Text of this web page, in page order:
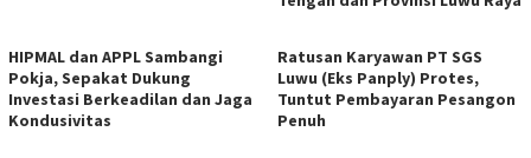
HIPMAL dan APPL Sambangi
Pokja, Sepakat Dukung
Investasi Berkeadilan dan Jaga
Kondusivitas
Ratusan Karyawan PT SGS
Luwu (Eks Panply) Protes,
Tuntut Pembayaran Pesangon
Penuh